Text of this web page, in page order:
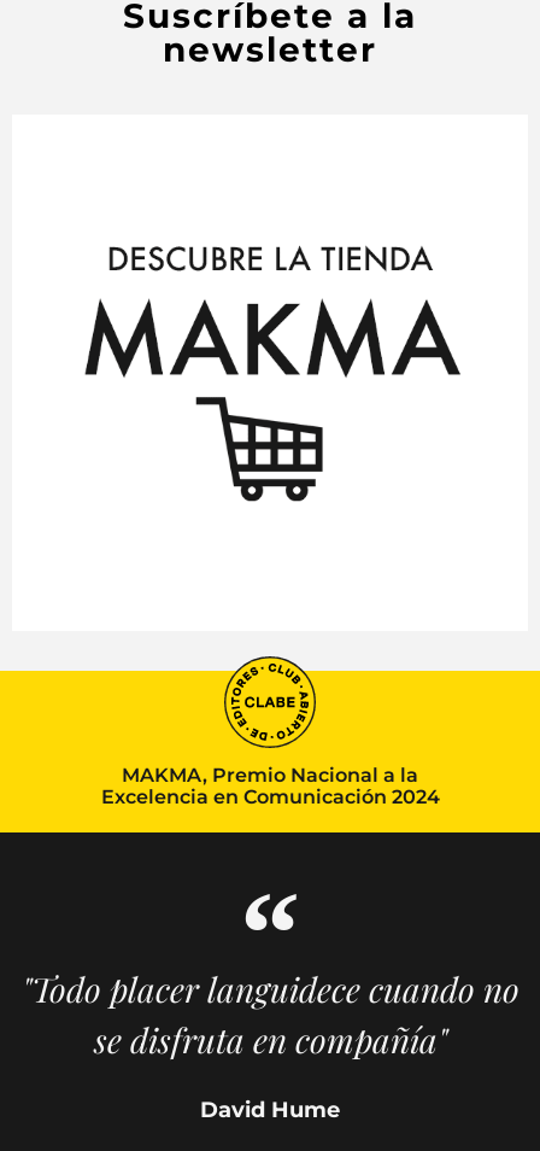
Suscríbete a la
newsletter
MAKMA, Premio Nacional a la
Excelencia en Comunicación 2024
"Todo placer languidece cuando no
se disfruta en compañía"
David Hume